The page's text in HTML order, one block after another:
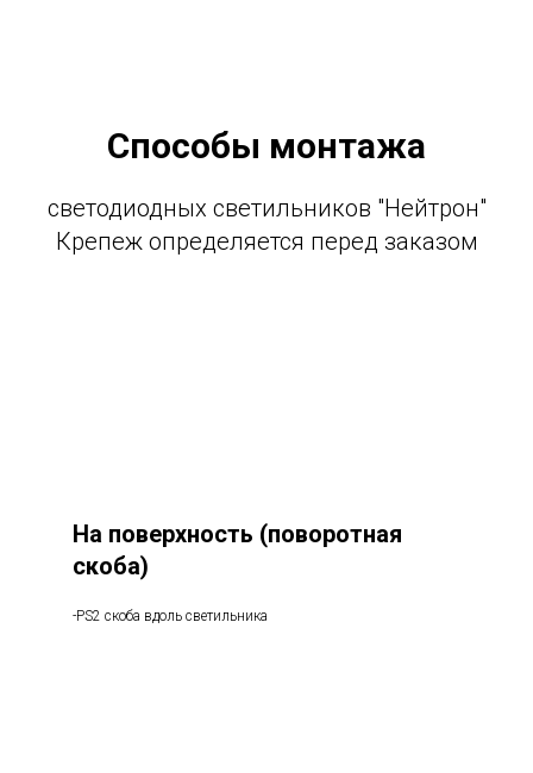
Способы монтажа
светодиодных светильников "Нейтрон"
Крепеж определяется перед заказом
На поверхность (поворотная
скоба)
-PS2 скоба вдоль светильника